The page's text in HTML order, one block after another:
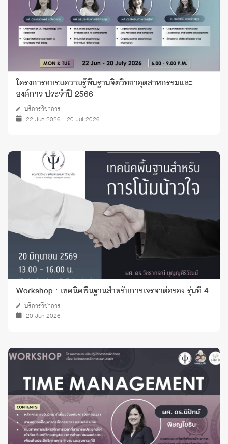
โครงการอบรมความรู้พื้นฐานจิตวิทยาอุตสาหกรรมและ
องค์การ ประจำปี 2566
บริการวิชาการ
22 Jun 2026 - 20 Jul 2026
Workshop : เทคนิคพื้นฐานสำหรับการเจรจาต่อรอง รุ่นที่ 4
บริการวิชาการ
20 Jun 2026